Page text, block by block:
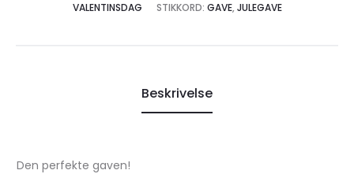
VALENTINSDAG
STIKKORD: GAVE, JULEGAVE
Beskrivelse
Den perfekte gaven!